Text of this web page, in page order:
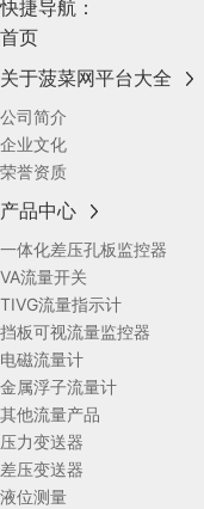
快捷导航：
首页
关于菠菜网平台大全
公司简介
企业文化
荣誉资质
产品中心
一体化差压孔板监控器
VA流量开关
TIVG流量指示计
挡板可视流量监控器
电磁流量计
金属浮子流量计
其他流量产品
压力变送器
差压变送器
液位测量